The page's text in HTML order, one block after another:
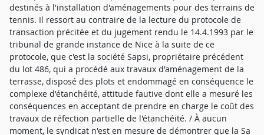
destinés à l'installation d'aménagements pour des terrains de
tennis. Il ressort au contraire de la lecture du protocole de
transaction précitée et du jugement rendu le 14.4.1993 par le
tribunal de grande instance de Nice à la suite de ce
protocole, que c'est la société Sapsi, propriétaire précédent
du lot 486, qui a procédé aux travaux d'aménagement de la
terrasse, disposé des plots et endommagé en conséquence le
complexe d'étanchéité, attitude fautive dont elle a mesuré les
conséquences en acceptant de prendre en charge le coût des
travaux de réfection partielle de l'étanchéité. / À aucun
moment, le syndicat n'est en mesure de démontrer que la Sa